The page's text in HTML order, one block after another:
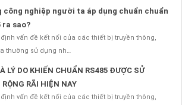
công nghiệp người ta áp dụng chuẩn chuẩn
ra sao?
vấn đề kết nối của các thiết bị truyền thông,
thường sử dụng nh…
LÝ DO KHIẾN CHUẨN RS485 ĐƯỢC SỬ
RỘNG RÃI HIỆN NAY
vấn đề kết nối của các thiết bị truyền thông,